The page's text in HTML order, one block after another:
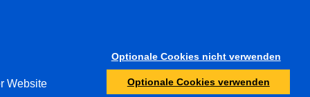
Jugendschutz
Website
Optionale Cookies nicht verwenden
Optionale Cookies verwenden